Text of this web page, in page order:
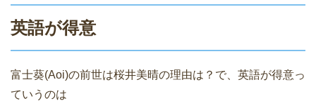
英語が得意
富士葵(Aoi)の前世は桜井美晴の理由は？で、英語が得意っ
ていうのは